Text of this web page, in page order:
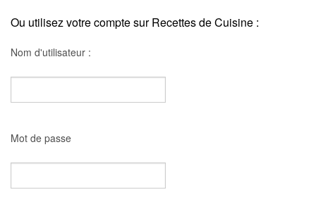
Ou utilisez votre compte sur Recettes de Cuisine :
Nom d'utilisateur :
Mot de passe